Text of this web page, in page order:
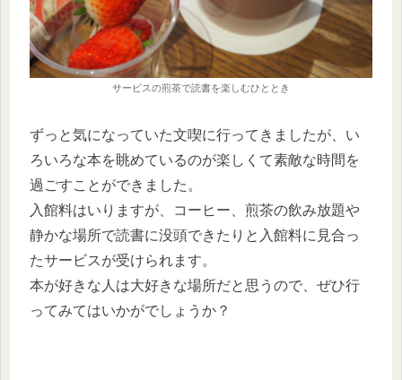
サービスの煎茶で読書を楽しむひととき
ずっと気になっていた文喫に行ってきましたが、い
ろいろな本を眺めているのが楽しくて素敵な時間を
過ごすことができました。
入館料はいりますが、コーヒー、煎茶の飲み放題や
静かな場所で読書に没頭できたりと入館料に見合っ
たサービスが受けられます。
本が好きな人は大好きな場所だと思うので、ぜひ行
ってみてはいかがでしょうか？